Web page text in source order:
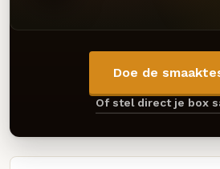
Doe de
Of stel direct je box